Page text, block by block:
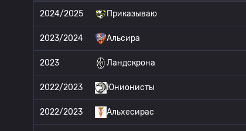
2024/2025 Приказываю
2023/2024 Альсира
2023 Ландскрона
2022/2023 Юнионисты
2022/2023 Альхесирас